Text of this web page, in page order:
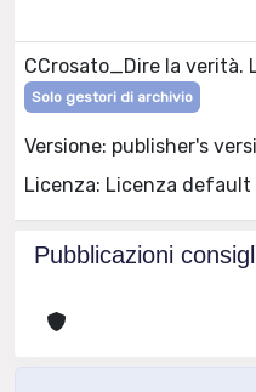
CCrosato_Dire la verità.
Solo gestori di archivio
Versione: publisher's
Licenza: Licenza default
Pubblicazioni